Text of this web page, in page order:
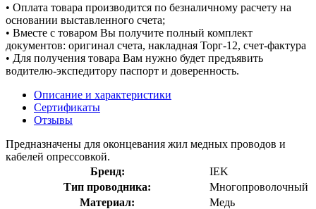
• Оплата товара производится по безналичному расчету на
основании выставленного счета;
• Вместе с товаром Вы получите полный комплект
документов: оригинал счета, накладная Торг-12, счет-фактура
• Для получения товара Вам нужно будет предъявить
водителю-экспедитору паспорт и доверенность.
Описание и характеристики
Сертификаты
Отзывы
Предназначены для оконцевания жил медных проводов и
кабелей опрессовкой.
Бренд:
IEK
Тип проводника:
Многопроволочный
Материал:
Медь